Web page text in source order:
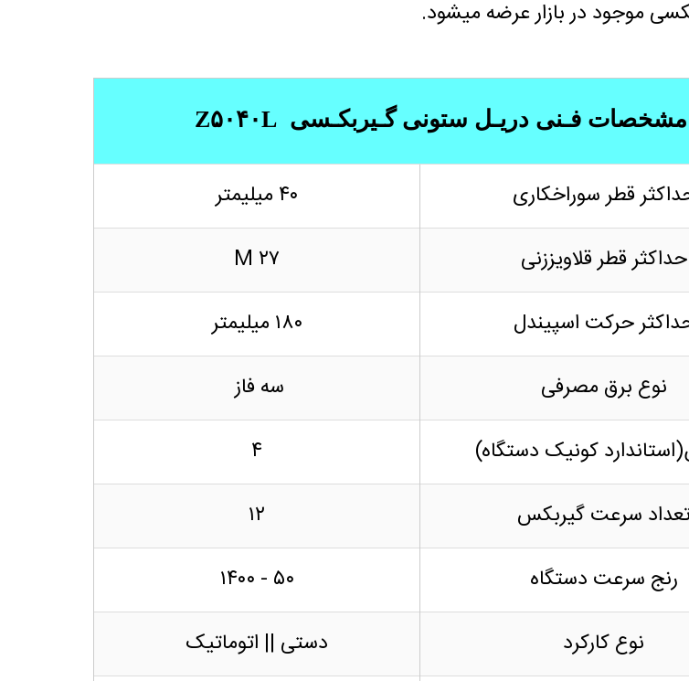
موجود در بازار عرضه میشود.
مشخصات فـنی دریـل ستونی گـیربکـسی Z۵۰۴۰L
۴۰ میلیمتر
قطر سوراخکاری
M ۲۷
حداکثر قطر قلاویززنی
۱۸۰ میلیمتر
حرکت اسپیندل
سه فاز
نوع برق مصرفی
۴
کونیک دستگاه)
۱۲
سرعت گیربکس
۵۰ - ۱۴۰۰
رنج سرعت دستگاه
دستی || اتوماتیک
نوع کارکرد